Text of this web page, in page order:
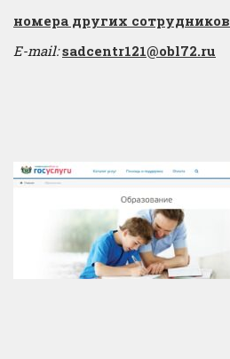
​номера других сотрудников
E-mail: sadcentr121@obl72.ru